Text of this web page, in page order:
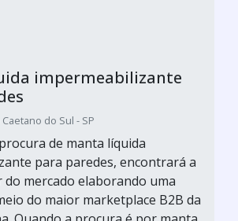
impermeabilizante
do Sul - SP
de manta líquida
para paredes, encontrará a
do mercado elaborando uma
do maior marketplace B2B da